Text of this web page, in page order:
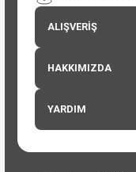
ALIŞVERİŞ
HAKKIMIZDA
YARDIM